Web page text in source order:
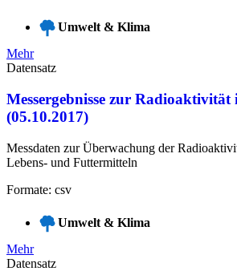
Umwelt & Klima
Mehr
Datensatz
Messergebnisse zur Radioaktivität
(05.10.2017)
Messdaten zur Überwachung der
Lebens- und Futtermitteln
Formate: csv
Umwelt & Klima
Mehr
Datensatz